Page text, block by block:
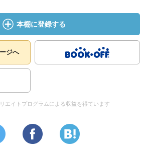
本棚に登録する
ジへ
エイトプログラムによる収益を得ています